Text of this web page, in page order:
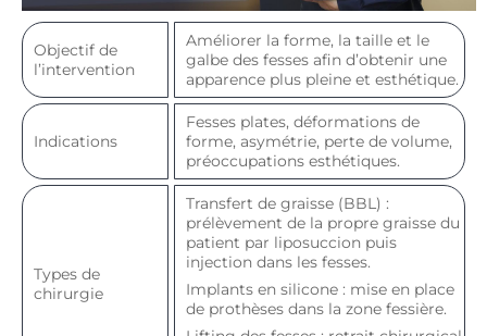
Objectif de
l’intervention
Améliorer la forme, la taille et le
galbe des fesses afin d’obtenir une
apparence plus pleine et esthétique.
Indications
Fesses plates, déformations de
forme, asymétrie, perte de volume,
préoccupations esthétiques.
Types de
chirurgie
Transfert de graisse (BBL) :
prélèvement de la propre graisse du
patient par liposuccion puis
injection dans les fesses.
Implants en silicone : mise en place
de prothèses dans la zone fessière.